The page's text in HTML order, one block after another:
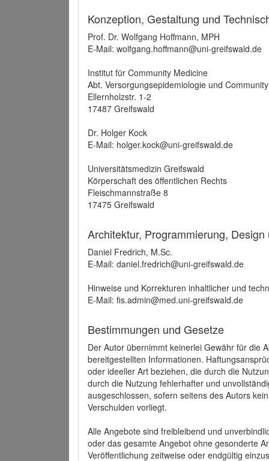
Konzeption, Gestaltung und
Prof. Dr. Wolfgang Hoffmann, MPH
E-Mail: wolfgang.hoffmann@uni-greifswald.de
Institut für Community Medicine
Abt. Versorgungsepidemiologie und
Ellernholzstr. 1-2
17487 Greifswald
Dr. Holger Kock
E-Mail: holger.kock@uni-greifswald.de
Universitätsmedizin Greifswald
Körperschaft des öffentlichen Rechts
Fleischmannstraße 8
17475 Greifswald
Architektur, Programmierung,
Daniel Fredrich, M.Sc.
E-Mail: daniel.fredrich@uni-greifswald.de
Hinweise und Korrekturen inhaltlicher und
E-Mail: fis.admin@med.uni-greifswald.de
Bestimmungen und Gesetze
Der Autor übernimmt keinerlei Gewähr für die
bereitgestellten Informationen.
oder ideeller Art beziehen, die durch die
durch die Nutzung fehlerhafter und
ausgeschlossen, sofern seitens des Autors
Verschulden vorliegt.
Alle Angebote sind freibleibend und
oder das gesamte Angebot ohne gesonderte
Veröffentlichung zeitweise oder endgültig